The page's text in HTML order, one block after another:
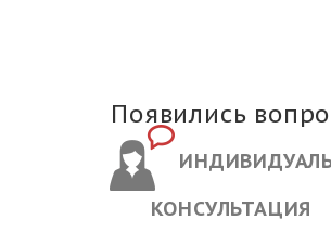
Появились
КОНСУЛЬТАЦИЯ